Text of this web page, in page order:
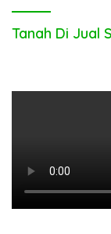
Tanah Di Jual